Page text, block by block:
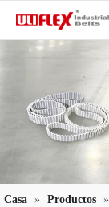
Casa » Productos »